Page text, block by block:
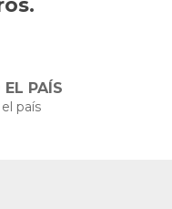
PAÍS
país